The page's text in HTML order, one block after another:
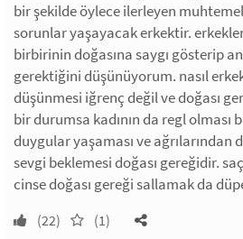
bir şekilde öylece ilerleyen
sorunlar yaşayacak erkektir.
birbirinin doğasına saygı gösterip
gerektiğini düşünüyorum. nasıl
düşünmesi iğrenç değil ve doğası
bir durumsa kadının da regl olması
duygular yaşaması ve ağrılarından
sevgi beklemesi doğası gereğidir.
cinse doğası gereği sallamak da
(22) (1)